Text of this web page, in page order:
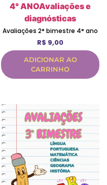
4° ANOAvaliações e
diagnósticas
Avaliações 2° bimestre 4° ano
R$ 9,00
ADICIONAR AO
CARRINHO